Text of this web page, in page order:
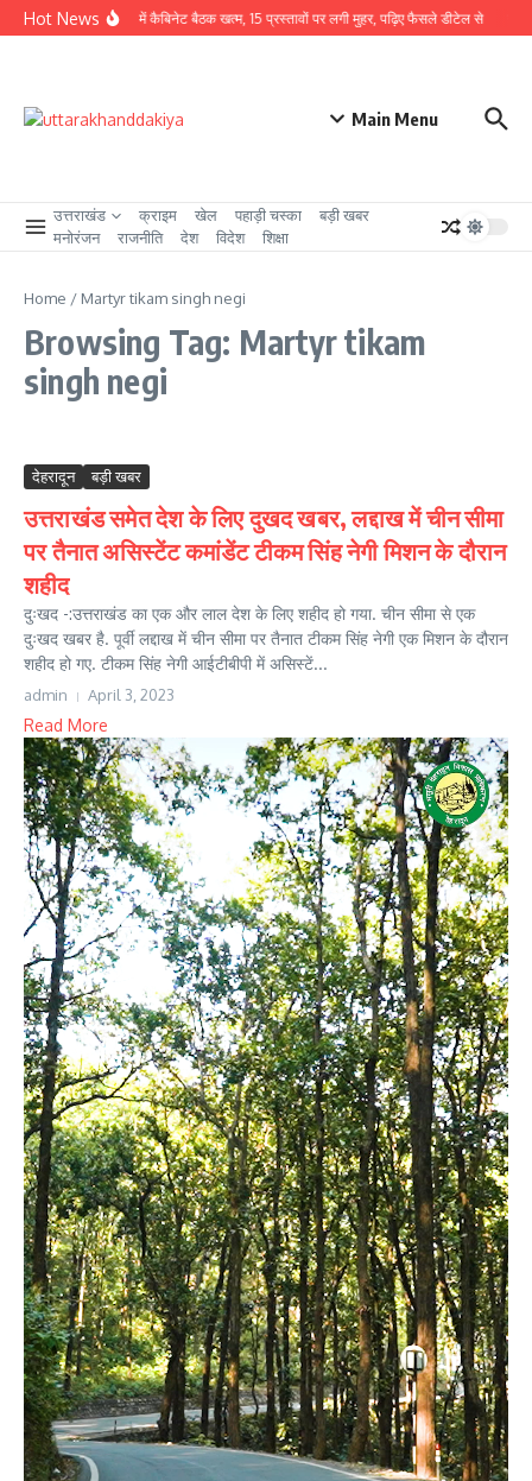
Skip to content
Hot News
CM धामी की अध्यक्षता में कैबिनेट बैठक खत्म, 15 प्रस्तावों पर लगी मुहर, पढ़िए फैसले डीटेल से
Main Menu
उत्तराखंड क्राइम खेल पहाड़ी चस्का
बड़ी खबर
मनोरंजन
राजनीति देश विदेश शिक्षा
Home / Martyr tikam singh negi
Browsing Tag: Martyr tikam
singh negi
देहरादून बड़ी खबर
उत्तराखंड समेत देश के लिए दुखद खबर, लद्दाख में चीन सीमा
पर तैनात असिस्टेंट कमांडेंट टीकम सिंह नेगी मिशन के दौरान
शहीद
दुःखद -:उत्तराखंड का एक और लाल देश के लिए शहीद हो गया. चीन सीमा से एक
दुःखद खबर है. पूर्वी लद्दाख में चीन सीमा पर तैनात टीकम सिंह नेगी एक मिशन के दौरान
शहीद हो गए. टीकम सिंह नेगी आईटीबीपी में असिस्टें...
admin April 3, 2023
Read More